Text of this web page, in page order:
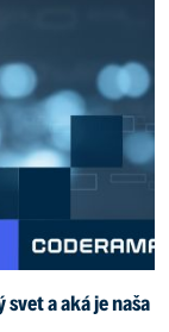
a aká je naša